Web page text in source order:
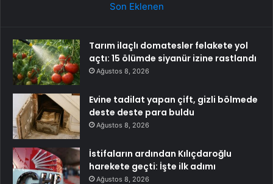
Son Eklenen
Tarım ilaçlı domatesler felakete yol
açtı: 15 ölümde siyanür izine rastlandı
Ağustos 8, 2026
Evine tadilat yapan çift, gizli bölmede
deste deste para buldu
Ağustos 8, 2026
İstifaların ardından Kılıçdaroğlu
harekete geçti: İşte ilk adımı
Ağustos 8, 2026